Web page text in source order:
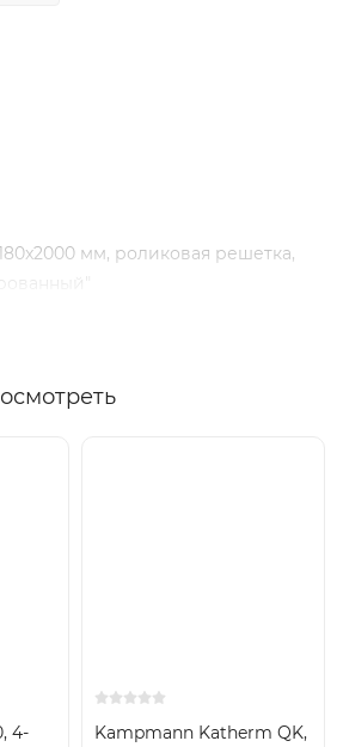
мм, роликовая решетка,
4-
Kampmann Katherm QK,